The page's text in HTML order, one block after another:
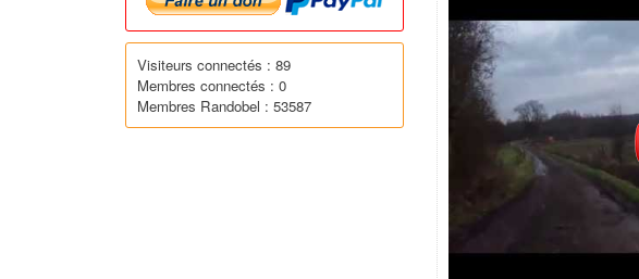
Visiteurs connectés : 89
Membres connectés : 0
Membres Randobel : 53587